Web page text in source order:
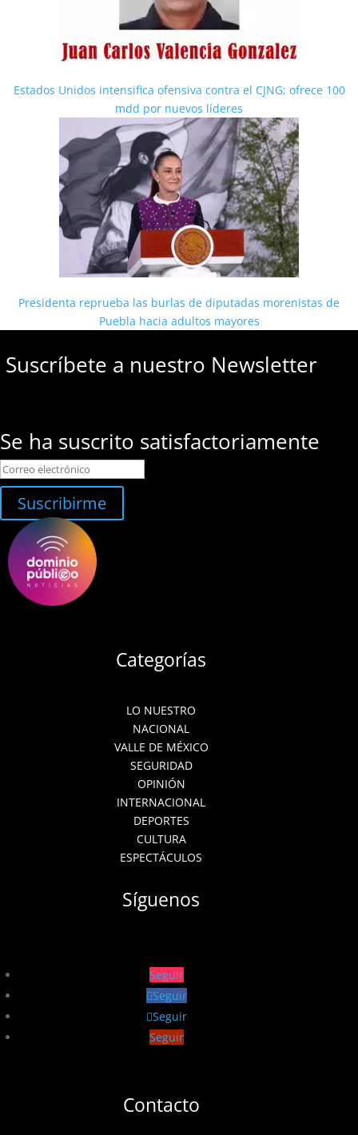
Estados Unidos intensifica ofensiva contra el CJNG; ofrece 100
mdd por nuevos líderes
Presidenta reprueba las burlas de diputadas morenistas de
Puebla hacia adultos mayores
Suscríbete a nuestro Newsletter
Se ha suscrito satisfactoriamente
Suscribirme
Categorías
LO NUESTRO
NACIONAL
VALLE DE MÉXICO
SEGURIDAD
OPINIÓN
INTERNACIONAL
DEPORTES
CULTURA
ESPECTÁCULOS
Síguenos
Seguir
Seguir
Seguir
Seguir
Contacto